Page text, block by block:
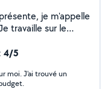
je m'appelle
travaille sur le
à réaliser vos
4/5
moi. J'ai trouvé un